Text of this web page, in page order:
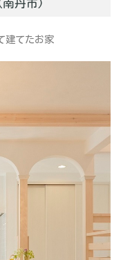
南丹市)
建てたお家